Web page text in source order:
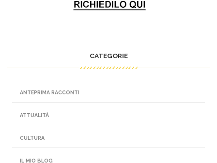
CATEGORIE
ANTEPRIMA RACCONTI
ATTUALITÀ
CULTURA
IL MIO BLOG